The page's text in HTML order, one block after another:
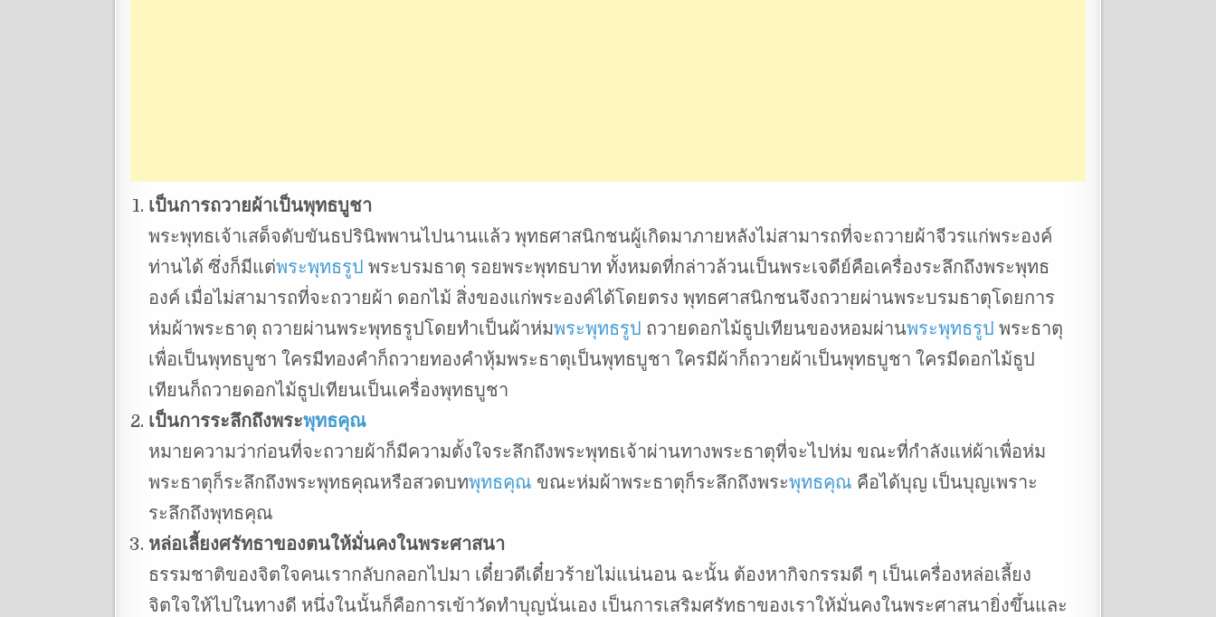
เป็นการถวายผ้าเป็นพุทธบูชา
พระพุทธเจ้าเสด็จดับขันธปรินิพพานไปนานแล้ว พุทธศาสนิกชนผู้เกิดมาภายหลังไม่สามารถที่จะถวายผ้าจีวรแก่พระองค์
ท่านได้ ซึ่งก็มีแต่พระพุทธรูป พระบรมธาตุ รอยพระพุทธบาท ทั้งหมดที่กล่าวล้วนเป็นพระเจดีย์คือเครื่องระลึกถึงพระพุทธ
องค์ เมื่อไม่สามารถที่จะถวายผ้า ดอกไม้ สิ่งของแก่พระองค์ได้โดยตรง พุทธศาสนิกชนจึงถวายผ่านพระบรมธาตุโดยการ
ห่มผ้าพระธาตุ ถวายผ่านพระพุทธรูปโดยทำเป็นผ้าห่มพระพุทธรูป ถวายดอกไม้ธูปเทียนของหอมผ่านพระพุทธรูป พระธาตุ
เพื่อเป็นพุทธบูชา ใครมีทองคำก็ถวายทองคำหุ้มพระธาตุเป็นพุทธบูชา ใครมีผ้าก็ถวายผ้าเป็นพุทธบูชา ใครมีดอกไม้ธูป
เทียนก็ถวายดอกไม้ธูปเทียนเป็นเครื่องพุทธบูชา
เป็นการระลึกถึงพระพุทธคุณ
หมายความว่าก่อนที่จะถวายผ้าก็มีความตั้งใจระลึกถึงพระพุทธเจ้าผ่านทางพระธาตุที่จะไปห่ม ขณะที่กำลังแห่ผ้าเพื่อห่ม
พระธาตุก็ระลึกถึงพระพุทธคุณหรือสวดบทพุทธคุณ ขณะห่มผ้าพระธาตุก็ระลึกถึงพระพุทธคุณ คือได้บุญ เป็นบุญเพราะ
ระลึกถึงพุทธคุณ
หล่อเลี้ยงศรัทธาของตนให้มั่นคงในพระศาสนา
ธรรมชาติของจิตใจคนเรากลับกลอกไปมา เดี๋ยวดีเดี๋ยวร้ายไม่แน่นอน ฉะนั้น ต้องหากิจกรรมดี ๆ เป็นเครื่องหล่อเลี้ยง
จิตใจให้ไปในทางดี หนึ่งในนั้นก็คือการเข้าวัดทำบุญนั่นเอง เป็นการเสริมศรัทธาของเราให้มั่นคงในพระศาสนายิ่งขึ้นและ